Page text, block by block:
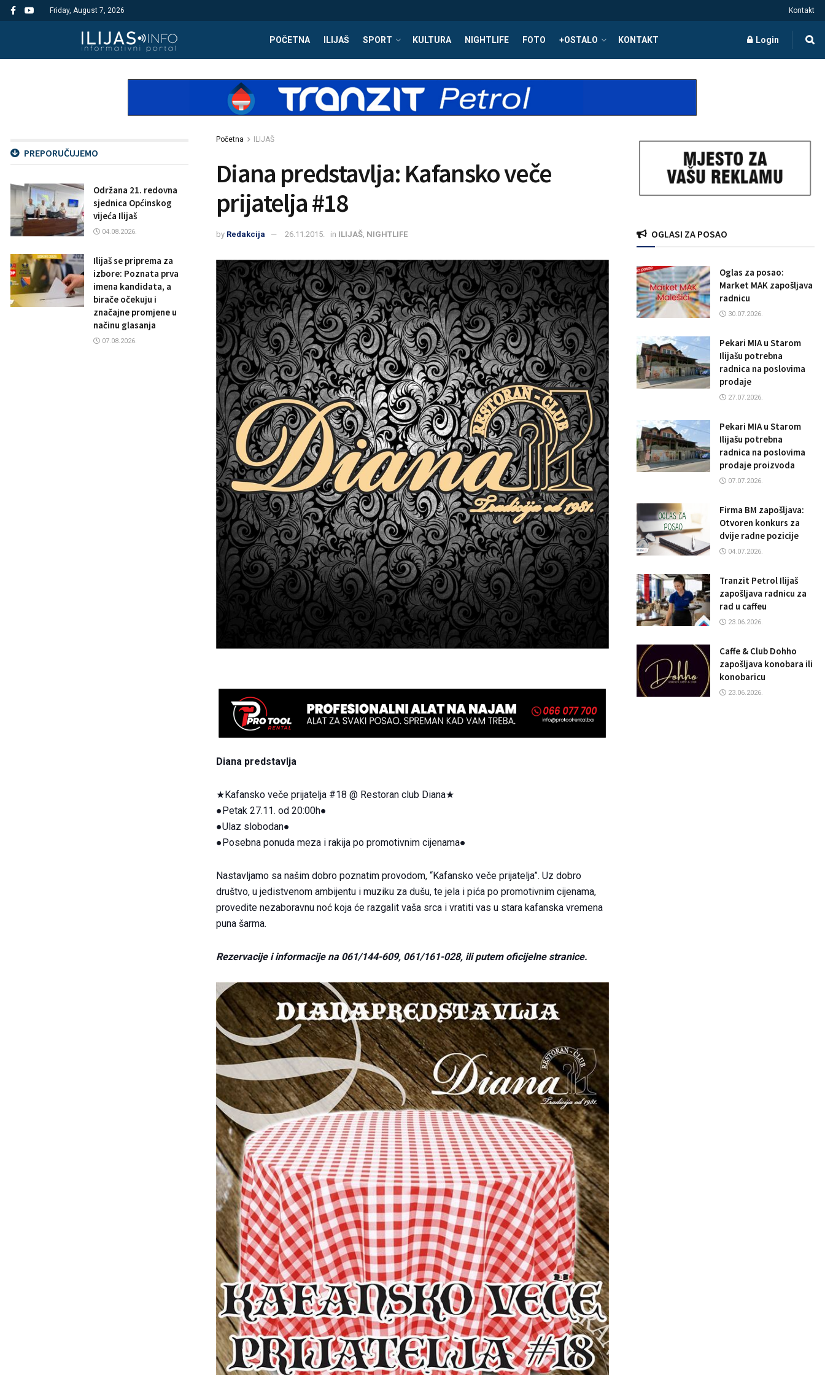
Friday, August 7, 2026 Kontakt
POČETNA ILIJAŠ SPORT KULTURA NIGHTLIFE FOTO +OSTALO KONTAKT Login
Početna ILIJAŠ
Diana predstavlja: Kafansko veče
prijatelja #18
by Redakcija 26.11.2015. in ILIJAŠ NIGHTLIFE
Diana predstavlja
★Kafansko veče prijatelja #18 @ Restoran club Diana★
●Petak 27.11. od 20:00h●
●Ulaz slobodan●
●Posebna ponuda meza i rakija po promotivnim cijenama●
Nastavljamo sa našim dobro poznatim provodom, “Kafansko veče prijatelja”. Uz dobro
društvo, u jedistvenom ambijentu i muziku za dušu, te jela i pića po promotivnim cijenama,
provedite nezaboravnu noć koja će razgalit vaša srca i vratiti vas u stara kafanska vremena
puna šarma.
Rezervacije i informacije na 061/144-609, 061/161-028, ili putem oficijelne stranice.
PREPORUČUJEMO
Održana 21. redovna
sjednica Općinskog
vijeća Ilijaš
04.08.2026.
Ilijaš se priprema za
izbore: Poznata prva
imena kandidata, a
birače očekuju i
značajne promjene u
načinu glasanja
07.08.2026.
OGLASI ZA POSAO
Oglas za posao:
Market MAK zapošljava
radnicu
30.07.2026.
Pekari MIA u Starom
Ilijašu potrebna
radnica na poslovima
prodaje
27.07.2026.
Pekari MIA u Starom
Ilijašu potrebna
radnica na poslovima
prodaje proizvoda
07.07.2026.
Firma BM zapošljava:
Otvoren konkurs za
dvije radne pozicije
04.07.2026.
Tranzit Petrol Ilijaš
zapošljava radnicu za
rad u caffeu
23.06.2026.
Caffe & Club Dohho
zapošljava konobara ili
konobaricu
23.06.2026.